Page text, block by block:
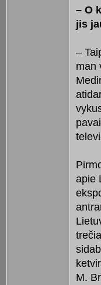
– O
jis
–
man
apie
M.